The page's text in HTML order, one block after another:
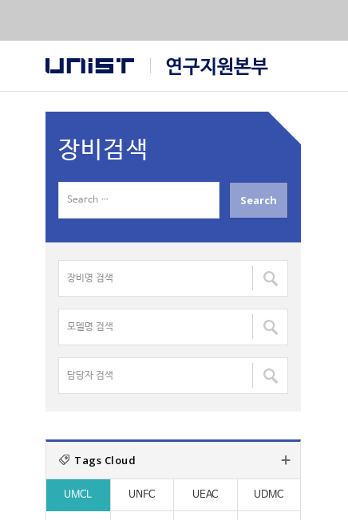
장비검색
f
장
명
검
색
모
명
검
색
담
색
:
Tags Cloud
UMCL UNFC UEAC UDMC